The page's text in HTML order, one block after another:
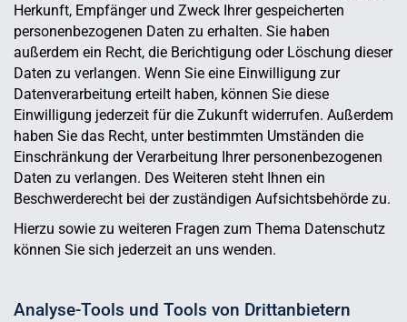
Herkunft, Empfänger und Zweck Ihrer gespeicherten
personenbezogenen Daten zu erhalten. Sie haben
außerdem ein Recht, die Berichtigung oder Löschung dieser
Daten zu verlangen. Wenn Sie eine Einwilligung zur
Datenverarbeitung erteilt haben, können Sie diese
Einwilligung jederzeit für die Zukunft widerrufen. Außerdem
haben Sie das Recht, unter bestimmten Umständen die
Einschränkung der Verarbeitung Ihrer personenbezogenen
Daten zu verlangen. Des Weiteren steht Ihnen ein
Beschwerderecht bei der zuständigen Aufsichtsbehörde zu.
Hierzu sowie zu weiteren Fragen zum Thema Datenschutz
können Sie sich jederzeit an uns wenden.
Analyse-Tools und Tools von Dritt­anbietern